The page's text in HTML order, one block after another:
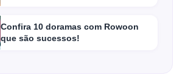
Confira 10 doramas com Rowoon
que são sucessos!